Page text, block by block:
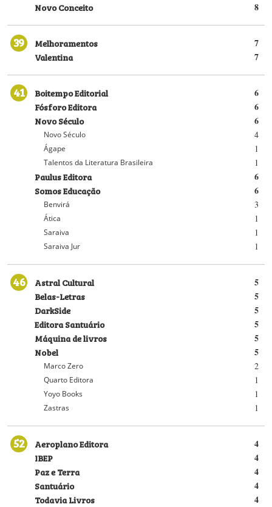
8
Novo Conceito
39 7
Melhoramentos
7
Valentina
41 6
Boitempo Editorial
6
Fósforo Editora
6
Novo Século
4
Novo Século
1
Ágape
1
Talentos da Literatura Brasileira
6
Paulus Editora
6
Somos Educação
3
Benvirá
1
Ática
1
Saraiva
1
Saraiva Jur
46 5
Astral Cultural
5
Belas-Letras
5
DarkSide
5
Editora Santuário
5
Máquina de livros
5
Nobel
2
Marco Zero
1
Quarto Editora
1
Yoyo Books
1
Zastras
52 4
Aeroplano Editora
4
IBEP
4
Paz e Terra
4
Santuário
4
Todavia Livros